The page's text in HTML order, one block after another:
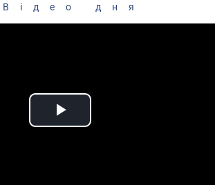
Відео дня
Play Video